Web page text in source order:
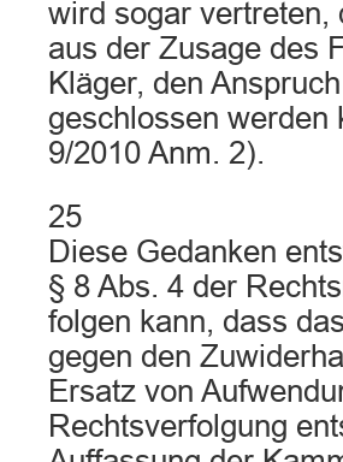
wird sogar vertreten,
aus der Zusage des
Kläger, den
geschlossen werden
9/2010 Anm. 2).
25
Diese Gedanken
§ 8 Abs. 4 der
folgen kann, dass
gegen den
Ersatz von
Rechtsverfolgung